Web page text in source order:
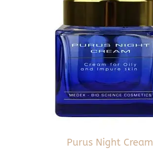
Purus Night Cream